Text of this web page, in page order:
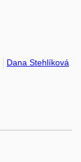
Dana Stehlíková